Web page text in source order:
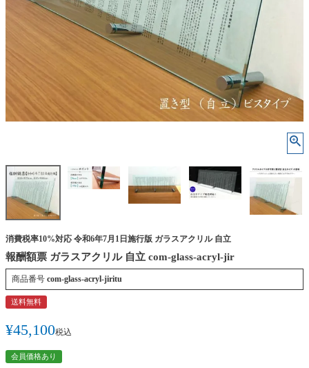
消費税率10%対応 令和6年7月1日施行版 ガラスアクリル 自立
報酬額票 ガラスアクリル 自立 com-glass-acryl-jir
商品番号 com-glass-acryl-jiritu
送料無料
¥45,100税込
会員価格あり